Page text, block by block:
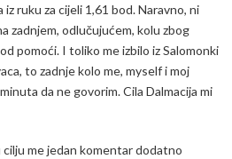
iz ruku za cijeli 1,61 bod. Naravno, ni
zadnjem, odlučujućem, kolu zbog
pomoći. I toliko me izbilo iz Salomonki
to zadnje kolo me, myself i moj
da ne govorim. Cila Dalmacija mi
me jedan komentar dodatno